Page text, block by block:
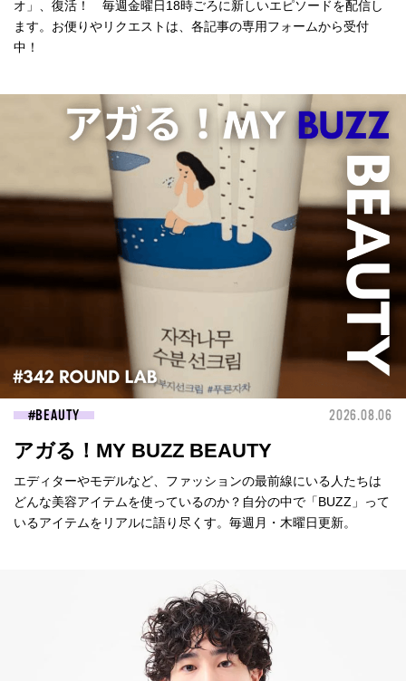
オ」、復活！ 毎週金曜日18時ごろに新しいエピソードを配信し
ます。お便りやリクエストは、各記事の専用フォームから受付
中！
BEAUTY 2026.08.06
アガる！MY BUZZ BEAUTY
エディターやモデルなど、ファッションの最前線にいる人たちは
どんな美容アイテムを使っているのか？自分の中で「BUZZ」って
いるアイテムをリアルに語り尽くす。毎週月・木曜日更新。